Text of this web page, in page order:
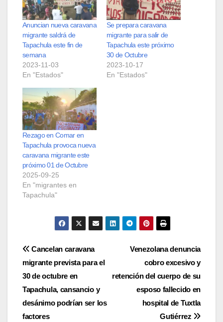
Anuncian nueva caravana
migrante saldrá de
Tapachula este fin de
semana
2023-11-03
En "Estados"
Se prepara caravana
migrante para salir de
Tapachula este próximo
30 de Octubre
2023-10-17
En "Estados"
Rezago en Comar en
Tapachula provoca nueva
caravana migrante este
próximo 01 de Octubre
2025-09-25
En "migrantes en
Tapachula"
Navegación
de
entradas
Venezolana denuncia
cobro excesivo y
retención del cuerpo de su
esposo fallecido en
hospital de Tuxtla
Gutiérrez
Cancelan caravana
migrante prevista para el
30 de octubre en
Tapachula, cansancio y
desánimo podrían ser los
factores